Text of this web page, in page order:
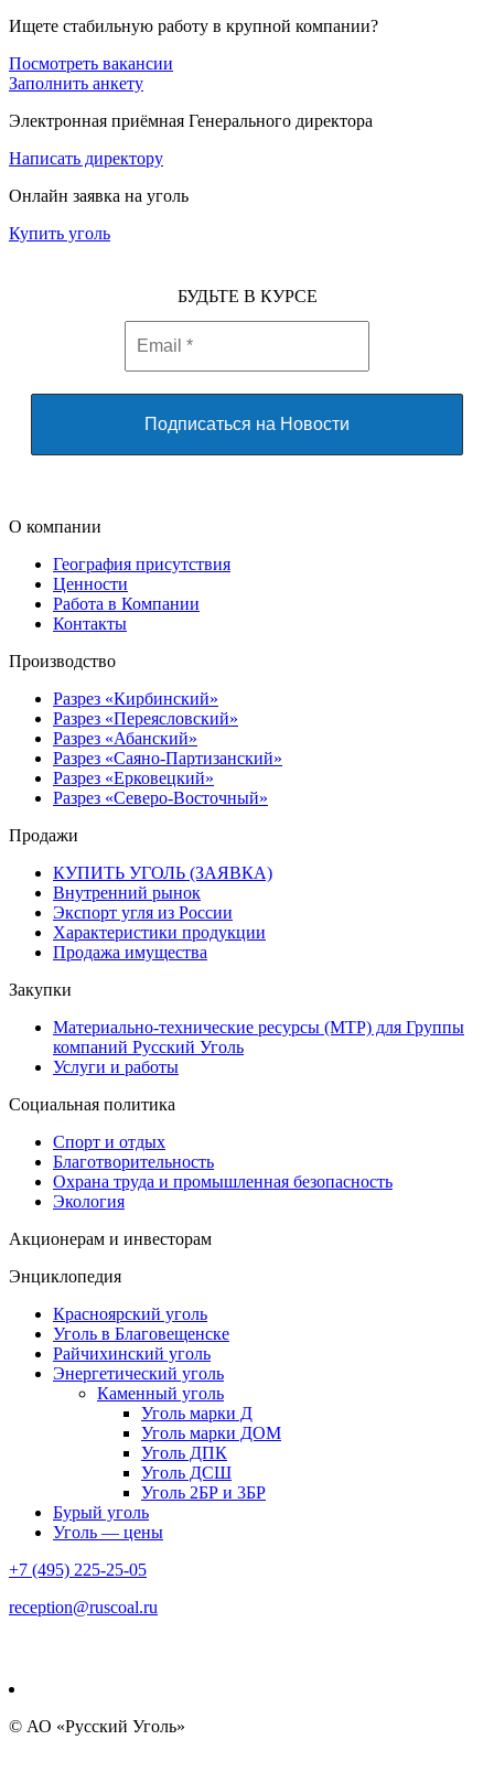
Ищете стабильную работу в крупной компании?
Посмотреть вакансии
Заполнить анкету
Электронная приёмная Генерального директора
Написать директору
Онлайн заявка на уголь
Купить уголь
БУДЬТЕ В КУРСЕ
О компании
География присутствия
Ценности
Работа в Компании
Контакты
Производство
Разрез «Кирбинский»
Разрез «Переясловский»
Разрез «Абанский»
Разрез «Саяно-Партизанский»
Разрез «Ерковецкий»
Разрез «Северо-Восточный»
Продажи
КУПИТЬ УГОЛЬ (ЗАЯВКА)
Внутренний рынок
Экспорт угля из России
Характеристики продукции
Продажа имущества
Закупки
Материально-технические ресурсы (МТР) для Группы
компаний Русский Уголь
Услуги и работы
Социальная политика
Спорт и отдых
Благотворительность
Охрана труда и промышленная безопасность
Экология
Акционерам и инвесторам
Энциклопедия
Красноярский уголь
Уголь в Благовещенске
Райчихинский уголь
Энергетический уголь
Каменный уголь
Уголь марки Д
Уголь марки ДОМ
Уголь ДПК
Уголь ДСШ
Уголь 2БР и 3БР
Бурый уголь
Уголь — цены
+7 (495) 225-25-05
reception@ruscoal.ru
© АО «Русский Уголь»